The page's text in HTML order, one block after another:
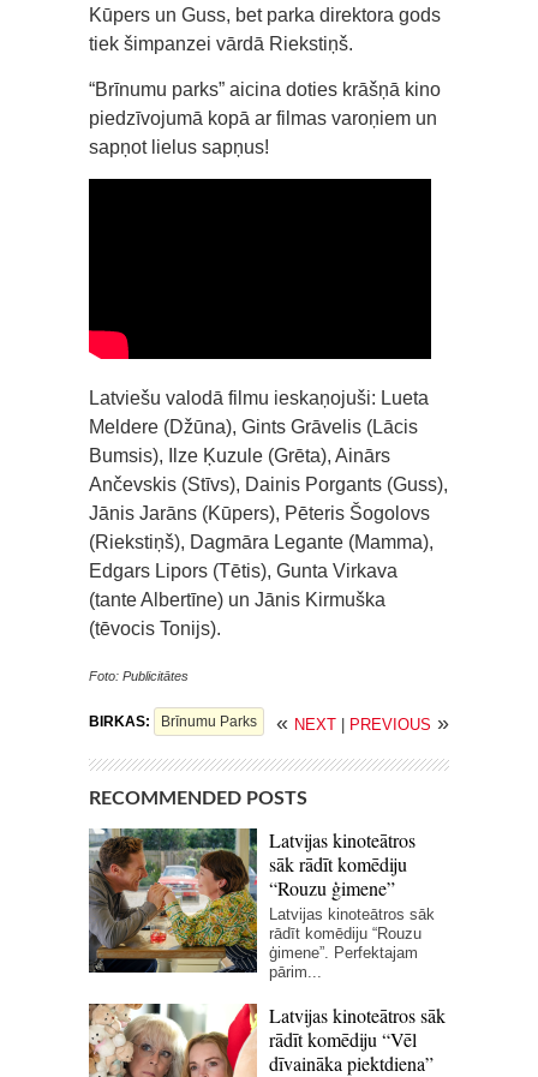
Kūpers un Guss, bet parka direktora gods
tiek šimpanzei vārdā Riekstiņš.
“Brīnumu parks” aicina doties krāšņā kino
piedzīvojumā kopā ar filmas varoņiem un
sapņot lielus sapņus!
Latviešu valodā filmu ieskaņojuši: Lueta
Meldere (Džūna), Gints Grāvelis (Lācis
Bumsis), Ilze Ķuzule (Grēta), Ainārs
Ančevskis (Stīvs), Dainis Porgants (Guss),
Jānis Jarāns (Kūpers), Pēteris Šogolovs
(Riekstiņš), Dagmāra Legante (Mamma),
Edgars Lipors (Tētis), Gunta Virkava
(tante Albertīne) un Jānis Kirmuška
(tēvocis Tonijs).
Foto: Publicitātes
BIRKAS: Brīnumu Parks « NEXT PREVIOUS »
RECOMMENDED POSTS
Latvijas kinoteātros
sāk rādīt komēdiju
“Rouzu ģimene”
Latvijas kinoteātros sāk
rādīt komēdiju “Rouzu
ģimene”. Perfektajam
pārim...
Latvijas kinoteātros sāk
rādīt komēdiju “Vēl
dīvaināka piektdiena”